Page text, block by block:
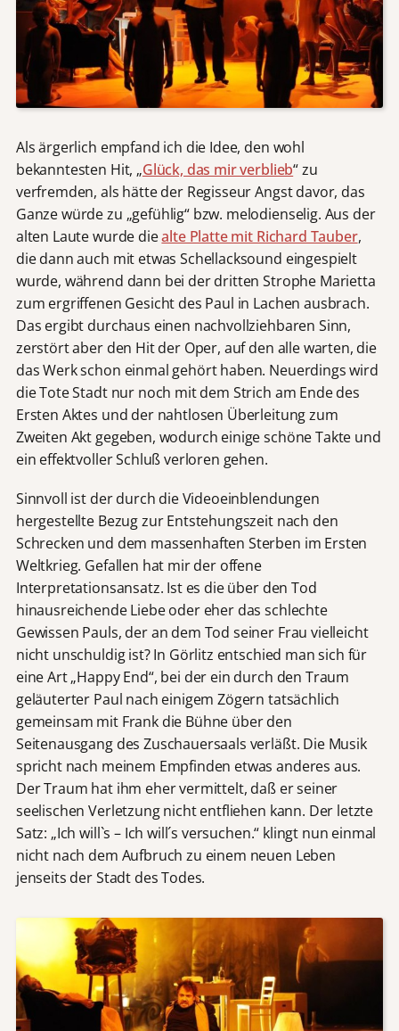
Als ärgerlich empfand ich die Idee, den wohl
bekanntesten Hit, „Glück, das mir verblieb“ zu
verfremden, als hätte der Regisseur Angst davor, das
Ganze würde zu „gefühlig“ bzw. melodienselig. Aus der
alten Laute wurde diealte Platte mit Richard Tauber,
die dann auch mit etwas Schellacksound eingespielt
wurde, während dann bei der dritten Strophe Marietta
zum ergriffenen Gesicht des Paul in Lachen ausbrach.
Das ergibt durchaus einen nachvollziehbaren Sinn,
zerstört aber den Hit der Oper, auf den alle warten, die
das Werk schon einmal gehört haben. Neuerdings wird
die Tote Stadt nur noch mit dem Strich am Ende des
Ersten Aktes und der nahtlosen Überleitung zum
Zweiten Akt gegeben, wodurch einige schöne Takte und
ein effektvoller Schluß verloren gehen.
Sinnvoll ist der durch die Videoeinblendungen
hergestellte Bezug zur Entstehungszeit nach den
Schrecken und dem massenhaften Sterben im Ersten
Weltkrieg. Gefallen hat mir der offene
Interpretationsansatz. Ist es die über den Tod
hinausreichende Liebe oder eher das schlechte
Gewissen Pauls, der an dem Tod seiner Frau vielleicht
nicht unschuldig ist? In Görlitz entschied man sich für
eine Art „Happy End“, bei der ein durch den Traum
geläuterter Paul nach einigem Zögern tatsächlich
gemeinsam mit Frank die Bühne über den
Seitenausgang des Zuschauersaals verläßt. Die Musik
spricht nach meinem Empfinden etwas anderes aus.
Der Traum hat ihm eher vermittelt, daß er seiner
seelischen Verletzung nicht entfliehen kann. Der letzte
Satz: „Ich will`s – Ich will´s versuchen.“ klingt nun einmal
nicht nach dem Aufbruch zu einem neuen Leben
jenseits der Stadt des Todes.